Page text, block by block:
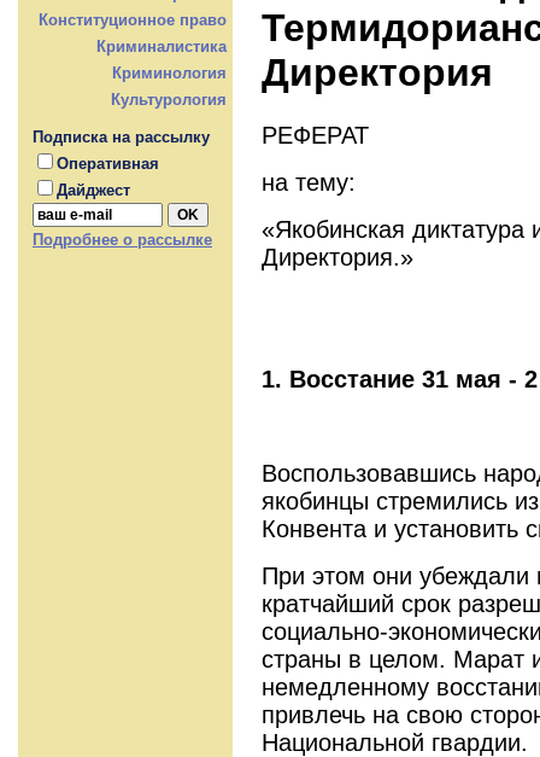
Конституционное право
Криминалистика
Криминология
Культурология
Подписка на рассылку
Оперативная
Дайджест
Подробнее о рассылке
Директория
РЕФЕРАТ
на тему:
«Якобинская
Директория.»
1. Восстание 31 мая -
Воспользовавшись
якобинцы стреми­лись
Конвента и установить
При этом они убеждали
кратчайший срок
социально-
страны в целом. Марат
немедленному
привлечь на свою
Национальной гвардии.